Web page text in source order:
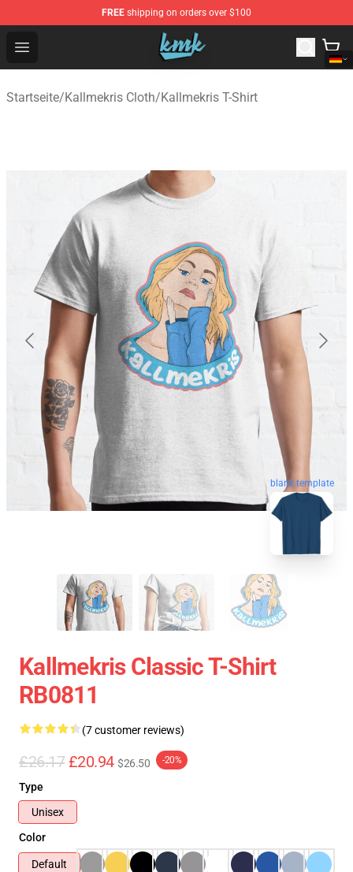
FREE shipping on orders over $100
Open menu
KallMeKris Store - Official KallMeKris Merchandise Shop
Startseite/Kallmekris Cloth/Kallmekris T-Shirt
blank template
Kallmekris Classic T-Shirt
RB0811
(7 customer reviews)
£26.17 £20.94 $26.50 -20%
Type
Unisex
Color
Default